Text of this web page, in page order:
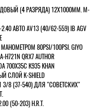
(4 РАЗРЯДА) 12Х1000ММ. M-
АВТО AV13 (40/62-559) IB AGV
80PSI/100PSI. GIYO
QRX7 AUTHOR
700Х35С K935 KHAN
СЛОЙ K-SHIELD
8 (37-540) ДЛЯ "СОВЕТСКИХ"
(50-203) H.R.T.